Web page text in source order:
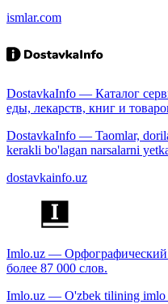
ismlar.com
DostavkaInfo — Каталог
еды, лекарств, книг и
DostavkaInfo — Taomlar,
kerakli bo'lagan narsalarni
dostavkainfo.uz
Imlo.uz — Орфографический
более 87 000 слов.
Imlo.uz — O'zbek tilining imlo